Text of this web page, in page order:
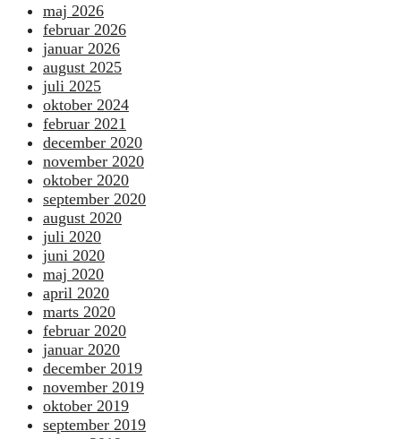
maj 2026
februar 2026
januar 2026
august 2025
juli 2025
oktober 2024
februar 2021
december 2020
november 2020
oktober 2020
september 2020
august 2020
juli 2020
juni 2020
maj 2020
april 2020
marts 2020
februar 2020
januar 2020
december 2019
november 2019
oktober 2019
september 2019